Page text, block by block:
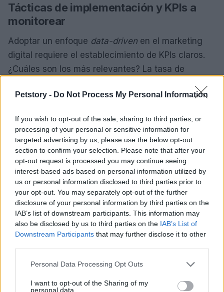
Petstory - Do Not Process My Personal Information
If you wish to opt-out of the sale, sharing to third parties, or
processing of your personal or sensitive information for
targeted advertising by us, please use the below opt-out
section to confirm your selection. Please note that after your
opt-out request is processed you may continue seeing
interest-based ads based on personal information utilized by
us or personal information disclosed to third parties prior to
your opt-out. You may separately opt-out of the further
disclosure of your personal information by third parties on the
IAB’s list of downstream participants. This information may
also be disclosed by us to third parties on the IAB’s List of
Downstream Participants that may further disclose it to other
Please note that this website/app uses one or more Google
not limited to your visit or usage behaviour. You may click to
Personal Data Processing Opt Outs
I want to opt-out of the Sharing of my
personal data.
Tácticas de implementación y KPIs a
monitorear
Adoptar un enfoque data-driven en el marketing
digital requiere el establecimiento de KPIs claros.
¿Cuáles son los más relevantes? La tasa de
retorno sobre la inversión publicitaria (ROAS) son
rendimiento, sino que también permiten realizar
ajustes en tiempo real para optimizar las
campañas.
Una táctica efectiva en este contexto es laprueba
A/B. Esta herramienta permite a las marcas
experimentar con diferentes mensajes y
creatividades, identificando cuáles generan
mejores resultados. Además, implementar
Facebook Business
facilita la monitorización de
medida que avanzamos hacia un futuro más